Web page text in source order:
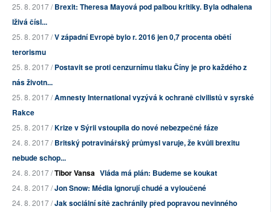
25. 8. 2017 /Brexit: Theresa Mayová pod palbou kritiky. Byla odhalena
lživá čísl...
25. 8. 2017 /V západní Evropě bylo r. 2016 jen 0,7 procenta obětí
terorismu
25. 8. 2017 /Postavit se proti cenzurnímu tlaku Číny je pro každého z
nás životn...
25. 8. 2017 /Amnesty International vyzývá k ochraně civilistů v syrské
Rakce
25. 8. 2017 /Krize v Sýrii vstoupila do nové nebezpečné fáze
24. 8. 2017 /Britský potravinářský průmysl varuje, že kvůli brexitu
nebude schop...
24. 8. 2017 /Tibor Vansa Vláda má plán: Budeme se koukat
24. 8. 2017 /Jon Snow: Média ignorují chudé a vyloučené
24. 8. 2017 /Jak sociální sítě zachránily před popravou nevinného